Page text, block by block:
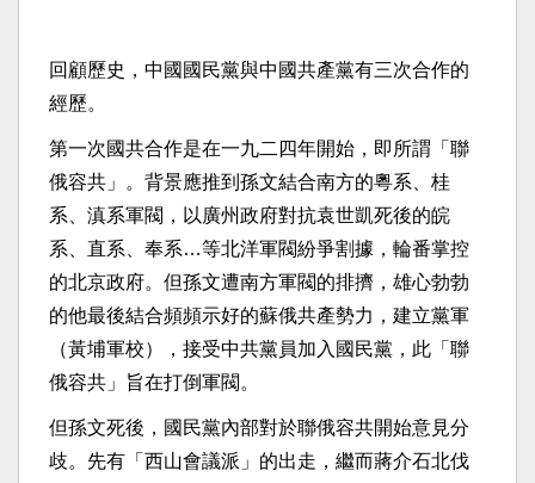
回顧歷史，中國國民黨與中國共產黨有三次合作的
經歷。
第一次國共合作是在一九二四年開始，即所謂「聯
俄容共」。背景應推到孫文結合南方的粵系、桂
系、滇系軍閥，以廣州政府對抗袁世凱死後的皖
系、直系、奉系…等北洋軍閥紛爭割據，輪番掌控
的北京政府。但孫文遭南方軍閥的排擠，雄心勃勃
的他最後結合頻頻示好的蘇俄共產勢力，建立黨軍
（黃埔軍校），接受中共黨員加入國民黨，此「聯
俄容共」旨在打倒軍閥。
但孫文死後，國民黨內部對於聯俄容共開始意見分
歧。先有「西山會議派」的出走，繼而蔣介石北伐